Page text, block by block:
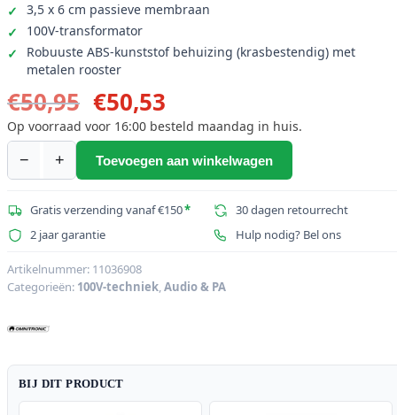
3,5 x 6 cm passieve membraan
100V-transformator
Robuuste ABS-kunststof behuizing (krasbestendig) met
metalen rooster
€50,95 Oorspronkelijke
prijs
was:
€50,95.
€50,53
prijs
is:
€50,53.
Op voorraad voor 16:00 besteld maandag in huis.
−
OMNITRONIC
22T
Muurluidspreker
zwart
aantal
+ Toevoegen aan winkelwagen
Gratis verzending vanaf €150*
30 dagen retourrecht
2 jaar garantie
Hulp nodig? Bel ons
Artikelnummer: 11036908
Categorieën: 100V-techniek,Audio & PA
BIJ DIT PRODUCT